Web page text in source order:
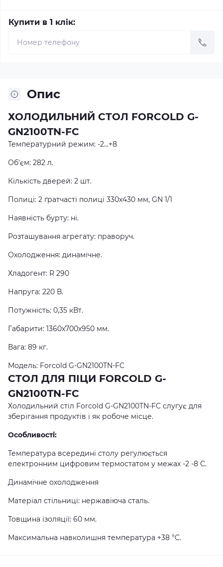
Купити в 1 клік:
Опис
ХОЛОДИЛЬНИЙ СТОЛ FORCOLD G-
GN2100TN-FC
Температурний режим: -2...+8
Об'єм: 282 л.
Кількість дверей: 2 шт.
Полиці: 2 ґратчасті полиці 330х430 мм, GN 1/1
Наявність бурту: ні.
Розташування агрегату: праворуч.
Охолодження: динамічне.
Хладогент: R 290
Напруга: 220 В.
Потужність: 0,35 кВт.
Габарити: 1360x700x950 мм.
Вага: 89 кг.
Модель: Forcold G-GN2100TN-FC
СТОЛ ДЛЯ ПІЦИ FORCOLD G-
GN2100TN-FC
Холодильний стіл Forcold G-GN2100TN-FC слугує для
зберігання продуктів і як робоче місце.
Особливості:
Температура всередині столу регулюється
електронним цифровим термостатом у межах -2 -8 С.
Динамічне охолодження
Матеріал стільниці: нержавіюча сталь.
Товщина ізоляції: 60 мм.
Максимальна навколишня температура +38 °C.